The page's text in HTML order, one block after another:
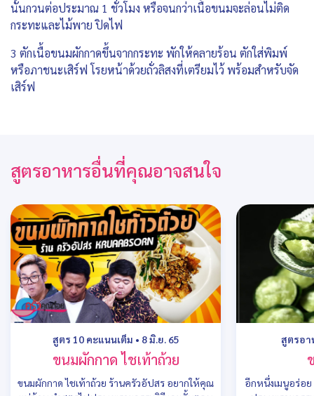
นั้นกวนต่อประมาณ 1 ชั่วโมง หรือจนกว่าเนื้อขนมจะล่อนไม่ติด
กระทะและไม้พาย ปิดไฟ
3 ตักเนื้อขนมผักกาดขึ้นจากกระทะ พักให้คลายร้อน ตักใส่พิมพ์
หรือภาชนะเสิร์ฟ โรยหน้าด้วยถั่วลิสงที่เตรียมไว้ พร้อมสำหรับจัด
เสิร์ฟ
สูตรอาหารอื่นที่คุณอาจสนใจ
สูตร 10 คะแนนเต็ม • 8 มิ.ย. 65
ขนมผักกาด ไชเท้าถ้วย
ขนมผักกาด ไชเท้าถ้วย ร้านครัวอัปสร อยากให้คุณ
สูตรอา
อีกหนึ่งเมนูอร่อ